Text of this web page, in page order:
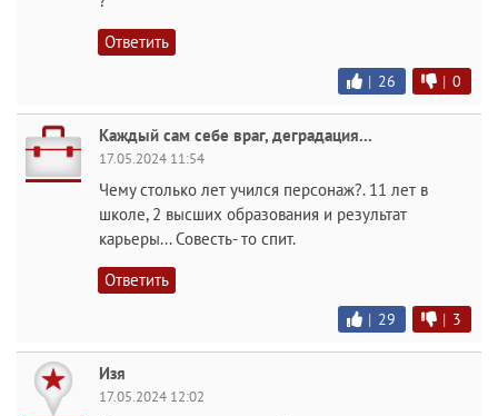
Ответить
| 26 | 0
Каждый сам себе враг, деградация...
17.05.2024 11:54
Чему столько лет учился персонаж?. 11 лет в
школе, 2 высших образования и результат
карьеры... Совесть- то спит.
Ответить
| 29 | 3
Изя
17.05.2024 12:02